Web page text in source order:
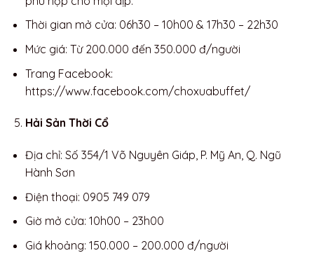
Thời gian mở cửa: 06h30 – 10h00 & 17h30 – 22h30
Mức giá: Từ 200.000 đến 350.000 đ/người
Trang Facebook:
https://www.facebook.com/choxuabuffet/
Hải Sản Thời Cổ
Địa chỉ: Số 354/1 Võ Nguyên Giáp, P. Mỹ An, Q. Ngũ
Hành Sơn
Điện thoại: 0905 749 079
Giờ mở cửa: 10h00 – 23h00
Giá khoảng: 150.000 – 200.000 đ/người